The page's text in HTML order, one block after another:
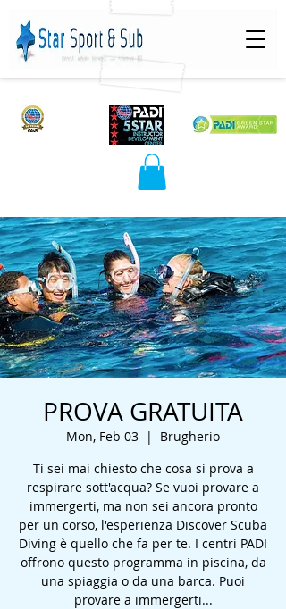
PROVA GRATUITA
Mon, Feb 03
  |
Brugherio
Ti sei mai chiesto che cosa si prova a
respirare sott'acqua? Se vuoi provare a
immergerti, ma non sei ancora pronto
per un corso, l'esperienza Discover Scuba
Diving è quello che fa per te. I centri PADI
offrono questo programma in piscina, da
una spiaggia o da una barca. Puoi
provare a immergerti...